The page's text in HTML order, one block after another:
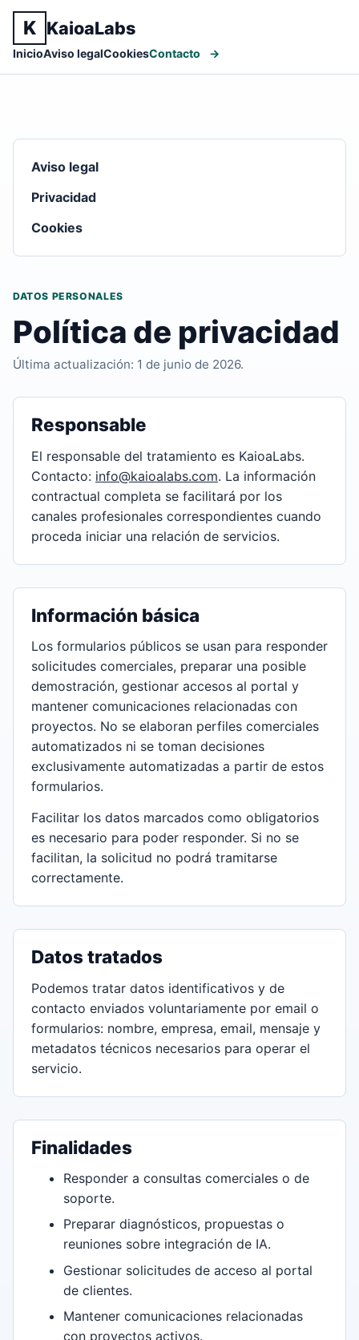
K KaioaLabs
InicioAviso legalCookiesContacto
Aviso legal
Privacidad
Cookies
DATOS PERSONALES
Política de privacidad
Última actualización: 1 de junio de 2026.
Responsable
El responsable del tratamiento es KaioaLabs.
Contacto: info@kaioalabs.com. La información
contractual completa se facilitará por los
canales profesionales correspondientes cuando
proceda iniciar una relación de servicios.
Información básica
Los formularios públicos se usan para responder
solicitudes comerciales, preparar una posible
demostración, gestionar accesos al portal y
mantener comunicaciones relacionadas con
proyectos. No se elaboran perfiles comerciales
automatizados ni se toman decisiones
exclusivamente automatizadas a partir de estos
formularios.
Facilitar los datos marcados como obligatorios
es necesario para poder responder. Si no se
facilitan, la solicitud no podrá tramitarse
correctamente.
Datos tratados
Podemos tratar datos identificativos y de
contacto enviados voluntariamente por email o
formularios: nombre, empresa, email, mensaje y
metadatos técnicos necesarios para operar el
servicio.
Finalidades
Responder a consultas comerciales o de
soporte.
Preparar diagnósticos, propuestas o
reuniones sobre integración de IA.
Gestionar solicitudes de acceso al portal
de clientes.
Mantener comunicaciones relacionadas
con proyectos activos.